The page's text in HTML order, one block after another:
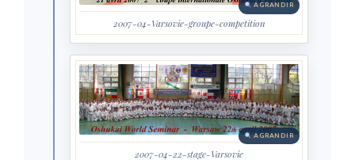
AGRANDIR
2007-04-Varsovie-groupe-competition
AGRANDIR
2007-04-22-stage-Varsovie